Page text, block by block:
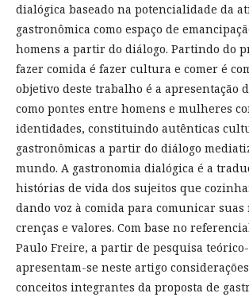
dialógica baseado na potencialidade da
gastronômica como espaço de
homens a partir do diálogo. Partindo do
fazer comida é fazer cultura e comer é
objetivo deste trabalho é a apresentação
como pontes entre homens e mulheres
identidades, constituindo autênticas
gastronômicas a partir do diálogo
mundo. A gastronomia dialógica é a
histórias de vida dos sujeitos que
dando voz à comida para comunicar suas
crenças e valores. Com base no
Paulo Freire, a partir de pesquisa
apresentam-se neste artigo
conceitos integrantes da proposta de